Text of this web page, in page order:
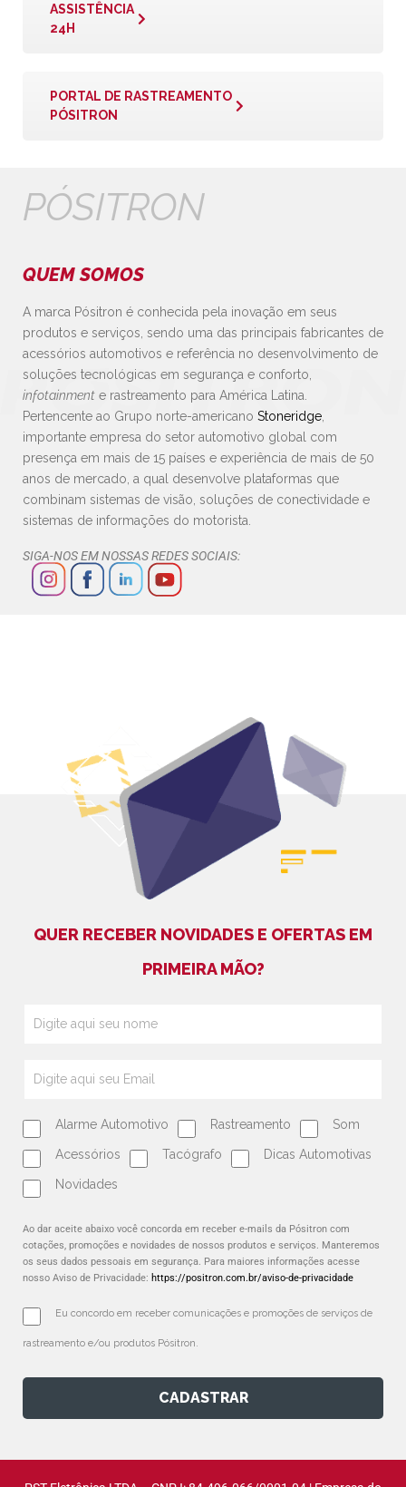
ASSISTÊNCIA
24H
PORTAL DE RASTREAMENTO
PÓSITRON
PÓSITRON
QUEM SOMOS
A marca Pósitron é conhecida pela inovação em seus
produtos e serviços, sendo uma das principais fabricantes de
acessórios automotivos e referência no desenvolvimento de
soluções tecnológicas em segurança e conforto,
infotainment e rastreamento para América Latina.
Pertencente ao Grupo norte-americano Stoneridge
importante empresa do setor automotivo global com
presença em mais de 15 países e experiência de mais de 50
anos de mercado, a qual desenvolve plataformas que
combinam sistemas de visão, soluções de conectividade e
sistemas de informações do motorista.
SIGA-NOS EM NOSSAS REDES SOCIAIS:
QUER RECEBER NOVIDADES E OFERTAS EM
PRIMEIRA MÃO?
Alarme Automotivo Rastreamento Som
Acessórios Tacógrafo Dicas Automotivas
Novidades
Ao dar aceite abaixo você concorda em receber e-mails da Pósitron com
cotações, promoções e novidades de nossos produtos e serviços. Manteremos
os seus dados pessoais em segurança. Para maiores informações acesse
nosso Aviso de Privacidade: https://positron.com.br/aviso-de-privacidade
Eu concordo em receber comunicações e promoções de serviços de
rastreamento e/ou produtos Pósitron.
CADASTRAR